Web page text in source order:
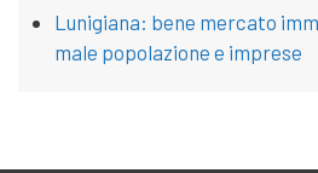
Lunigiana: bene mercato
male popolazione e imprese